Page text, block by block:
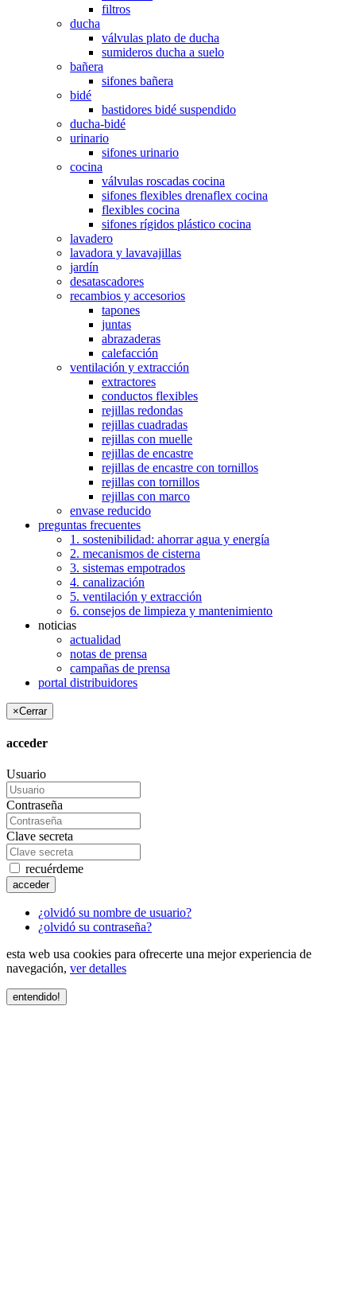
filtros
ducha
válvulas plato de ducha
sumideros ducha a suelo
bañera
sifones bañera
bidé
bastidores bidé suspendido
ducha-bidé
urinario
sifones urinario
cocina
válvulas roscadas cocina
sifones flexibles drenaflex cocina
flexibles cocina
sifones rígidos plástico cocina
lavadero
lavadora y lavavajillas
jardín
desatascadores
recambios y accesorios
tapones
juntas
abrazaderas
calefacción
ventilación y extracción
extractores
conductos flexibles
rejillas redondas
rejillas cuadradas
rejillas con muelle
rejillas de encastre
rejillas de encastre con tornillos
rejillas con tornillos
rejillas con marco
envase reducido
preguntas frecuentes
1. sostenibilidad: ahorrar agua y energía
2. mecanismos de cisterna
3. sistemas empotrados
4. canalización
5. ventilación y extracción
6. consejos de limpieza y mantenimiento
noticias
actualidad
notas de prensa
campañas de prensa
portal distribuidores
×Cerrar
acceder
Usuario
Contraseña
Clave secreta
recuérdeme
acceder
¿olvidó su nombre de usuario?
¿olvidó su contraseña?
esta web usa cookies para ofrecerte una mejor experiencia de
navegación, ver detalles
entendido!